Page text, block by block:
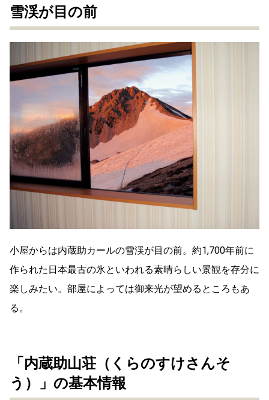
雪渓が目の前
小屋からは内蔵助カールの雪渓が目の前。約1,700年前に
作られた日本最古の氷といわれる素晴らしい景観を存分に
楽しみたい。部屋によっては御来光が望めるところもあ
る。
「内蔵助山荘（くらのすけさんそ
う）」の基本情報